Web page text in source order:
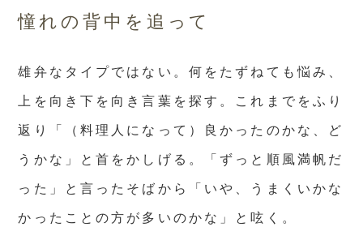
憧れの背中を追って
雄弁なタイプではない。何をたずねても悩み、
上を向き下を向き言葉を探す。これまでをふり
返り「（料理人になって）良かったのかな、ど
うかな」と首をかしげる。「ずっと順風満帆だ
った」と言ったそばから「いや、うまくいかな
かったことの方が多いのかな」と呟く。